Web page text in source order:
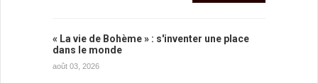
« La vie de Bohème » : s'inventer une place
dans le monde
août 03, 2026